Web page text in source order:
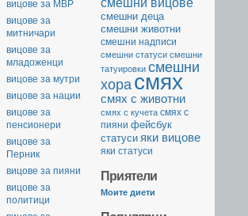
смешни деца
смешни животни
смешни надписи
смешни статуси смешни
татуировки смешни
хора смях
смях с животни
смях с кучета смях с
пияни фейсбук
статуси яки вицове
яки статуси
Приятели
Моите диети
вицове за МВР
вицове за
митничари
вицове за
младоженци
вицове за мутри
вицове за нации
вицове за
пенсионери
вицове за
Перник
вицове за пияни
вицове за
политици